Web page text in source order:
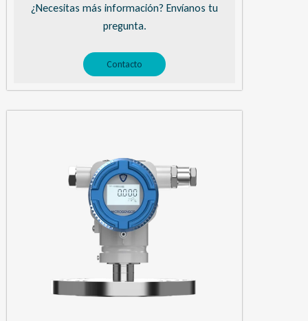
¿Necesitas más información? Envíanos tu
pregunta.
Contacto